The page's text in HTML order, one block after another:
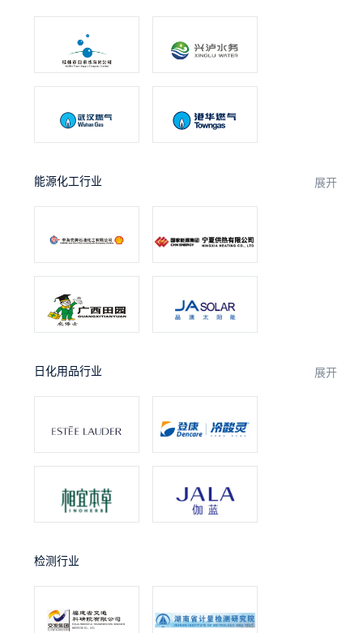
能源化工行业 展开
日化用品行业 展开
检测行业